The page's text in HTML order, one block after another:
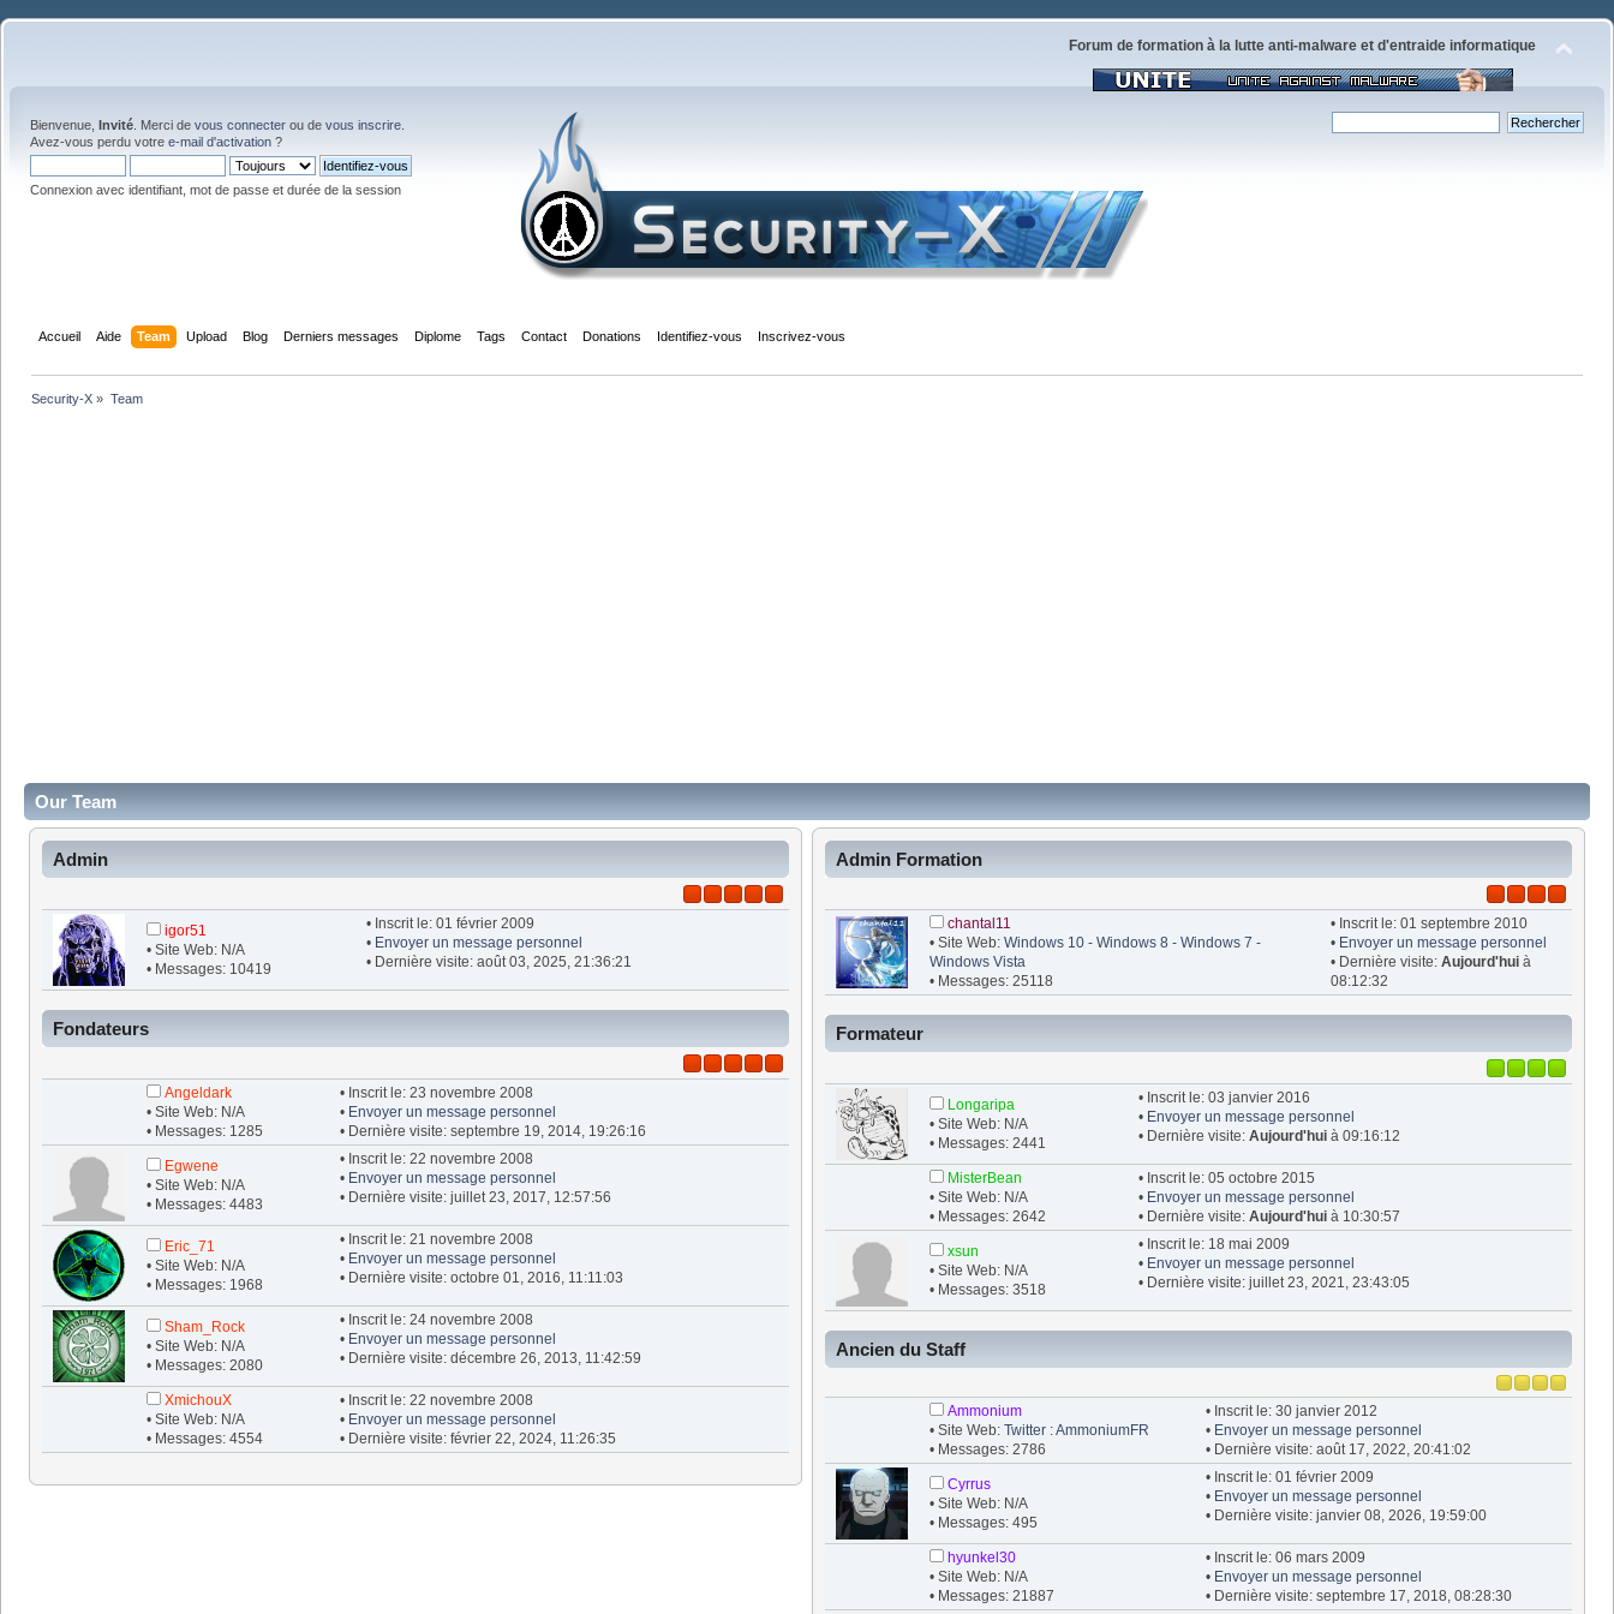
Forum de formation à la lutte anti-malware et d'entraide informatique
Bienvenue, Invité . Merci de vous connecter ou de vous inscrire
Avez-vous perdu votre e-mail d'activation ?
Connexion avec identifiant, mot de passe et durée de la session
Accueil Aide Team Upload Blog Derniers messages Diplome Tags Contact Donations Identifiez-vous Inscrivez-vous
Security-X » Team
Our Team
Admin
igor51
• Site Web: N/A
• Messages: 10419
• Inscrit le: 01 février 2009
• Envoyer un message personnel
• Dernière visite: août 03, 2025, 21:36:21
Fondateurs
Angeldark
• Site Web: N/A
• Messages: 1285
• Inscrit le: 23 novembre 2008
• Envoyer un message personnel
• Dernière visite: septembre 19, 2014, 19:26:16
Egwene
• Site Web: N/A
• Messages: 4483
• Inscrit le: 22 novembre 2008
• Envoyer un message personnel
• Dernière visite: juillet 23, 2017, 12:57:56
Eric_71
• Site Web: N/A
• Messages: 1968
• Inscrit le: 21 novembre 2008
• Envoyer un message personnel
• Dernière visite: octobre 01, 2016, 11:11:03
Sham_Rock
• Site Web: N/A
• Messages: 2080
• Inscrit le: 24 novembre 2008
• Envoyer un message personnel
• Dernière visite: décembre 26, 2013, 11:42:59
XmichouX
• Site Web: N/A
• Messages: 4554
• Inscrit le: 22 novembre 2008
• Envoyer un message personnel
• Dernière visite: février 22, 2024, 11:26:35
Admin Formation
chantal11
• Site Web: Windows 10 - Windows 8 - Windows 7 -
Windows Vista
• Messages: 25118
• Inscrit le: 01 septembre 2010
• Envoyer un message personnel
• Dernière visite: Aujourd'huià
08:12:32
Formateur
Longaripa
• Site Web: N/A
• Messages: 2441
• Inscrit le: 03 janvier 2016
• Envoyer un message personnel
• Dernière visite: Aujourd'huià 09:16:12
MisterBean
• Site Web: N/A
• Messages: 2642
• Inscrit le: 05 octobre 2015
• Envoyer un message personnel
• Dernière visite: Aujourd'huià 10:30:57
xsun
• Site Web: N/A
• Messages: 3518
• Inscrit le: 18 mai 2009
• Envoyer un message personnel
• Dernière visite: juillet 23, 2021, 23:43:05
Ancien du Staff
Ammonium
• Site Web: Twitter : AmmoniumFR
• Messages: 2786
• Inscrit le: 30 janvier 2012
• Envoyer un message personnel
• Dernière visite: août 17, 2022, 20:41:02
Cyrrus
• Site Web: N/A
• Messages: 495
• Inscrit le: 01 février 2009
• Envoyer un message personnel
• Dernière visite: janvier 08, 2026, 19:59:00
hyunkel30
• Site Web: N/A
• Messages: 21887
• Inscrit le: 06 mars 2009
• Envoyer un message personnel
• Dernière visite: septembre 17, 2018, 08:28:30